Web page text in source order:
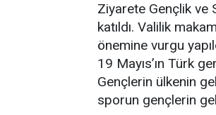
Ziyarete Gençlik ve
katıldı. Valilik
önemine vurgu
19 Mayıs’ın Türk
Gençlerin ülkenin
sporun gençlerin